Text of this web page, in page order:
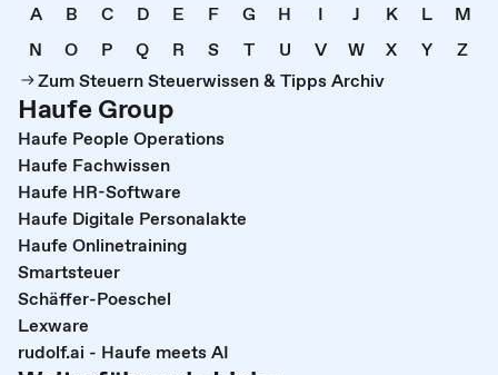
A B C D E F G H I J K L
M
N
O P Q R S T U V W X Y
Z
Zum Steuern Steuerwissen & Tipps Archiv
Haufe Group
Haufe People Operations
Haufe Fachwissen
Haufe HR-Software
Haufe Digitale Personalakte
Haufe Onlinetraining
Smartsteuer
Schäffer-Poeschel
Lexware
rudolf.ai - Haufe meets AI